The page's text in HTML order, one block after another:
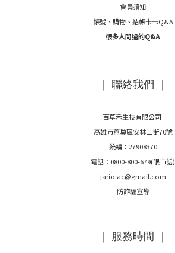
會員須知
帳號、購物、結帳卡卡Q&A
很多人問過的Q&A
｜ 聯絡我們 ｜
百草禾生技有限公司
高雄市燕巢區安林二街70號
統編：27908370
電話：0800-800-679(限市話)
jario.ac@gmail.com
防詐騙宣導
｜ 服務時間 ｜